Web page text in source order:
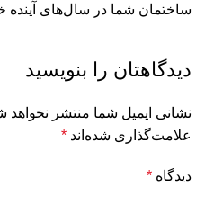
ساختمان شما در سال‌های آینده
دیدگاهتان را بنویسید
نشانی ایمیل شما منتشر نخواهد
علامت‌گذاری شده‌اند *
دیدگاه *